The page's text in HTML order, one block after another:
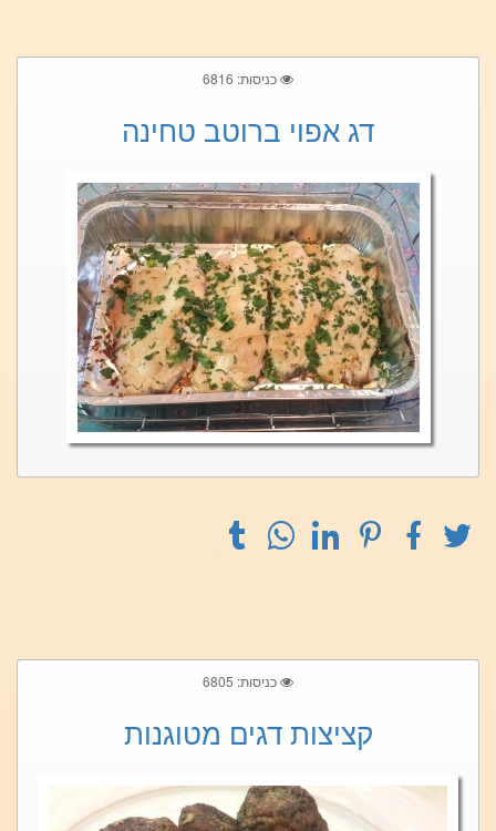
כניסות: 6816
דג אפוי ברוטב טחינה
כניסות: 6805
קציצות דגים מטוגנות